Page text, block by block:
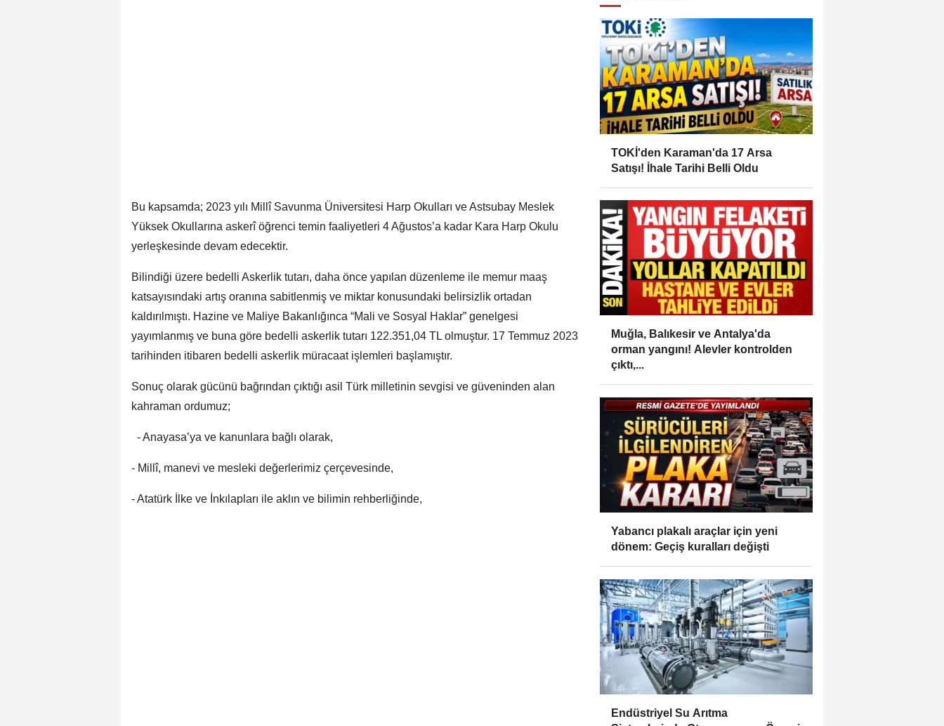
Bu kapsamda; 2023 yılı Millî Savunma Üniversitesi Harp Okulları ve Astsubay Meslek
Yüksek Okullarına askerî öğrenci temin faaliyetleri 4 Ağustos’a kadar Kara Harp Okulu
yerleşkesinde devam edecektir.
Bilindiği üzere bedelli Askerlik tutarı, daha önce yapılan düzenleme ile memur maaş
katsayısındaki artış oranına sabitlenmiş ve miktar konusundaki belirsizlik ortadan
kaldırılmıştı. Hazine ve Maliye Bakanlığınca “Mali ve Sosyal Haklar” genelgesi
yayımlanmış ve buna göre bedelli askerlik tutarı 122.351,04 TL olmuştur. 17 Temmuz 2023
tarihinden itibaren bedelli askerlik müracaat işlemleri başlamıştır.
Sonuç olarak gücünü bağrından çıktığı asil Türk milletinin sevgisi ve güveninden alan
kahraman ordumuz;
- Anayasa’ya ve kanunlara bağlı olarak,
- Millî, manevi ve mesleki değerlerimiz çerçevesinde,
- Atatürk İlke ve İnkılapları ile aklın ve bilimin rehberliğinde,
TOKİ'den Karaman'da 17 Arsa
Satışı! İhale Tarihi Belli Oldu
Muğla, Balıkesir ve Antalya'da
orman yangını! Alevler kontrolden
çıktı,...
Yabancı plakalı araçlar için yeni
dönem: Geçiş kuralları değişti
Endüstriyel Su Arıtma